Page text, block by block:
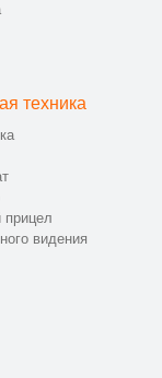
техника
прицел
видения